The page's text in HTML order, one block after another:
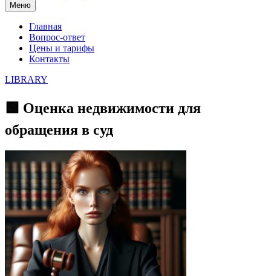
Меню
Главная
Вопрос-ответ
Цены и тарифы
Контакты
LIBRARY
🟩 Оценка недвижимости для
обращения в суд